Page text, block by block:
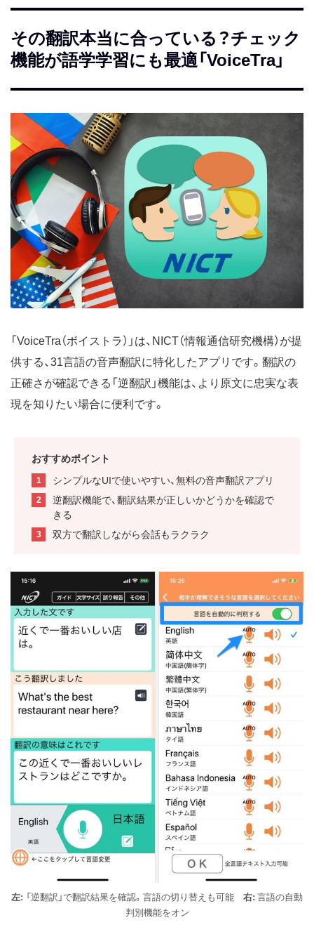
その翻訳本当に合っている？チェック
機能が語学学習にも最適「VoiceTra」
「VoiceTra（ボイストラ）」は、NICT（情報通信研究機構）が提
供する、31言語の音声翻訳に特化したアプリです。翻訳の
正確さが確認できる「逆翻訳」機能は、より原文に忠実な表
現を知りたい場合に便利です。
おすすめポイント
シンプルなUIで使いやすい、無料の音声翻訳アプリ
逆翻訳機能で、翻訳結果が正しいかどうかを確認で
きる
双方で翻訳しながら会話もラクラク
左: 「逆翻訳」で翻訳結果を確認。言語の切り替えも可能 右: 言語の自動
判別機能をオン